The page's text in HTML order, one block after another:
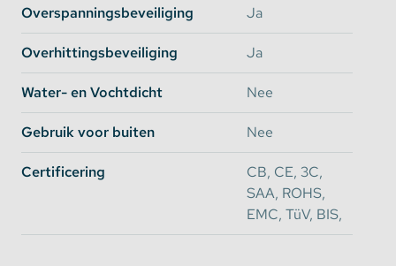
Overspanningsbeveiliging Ja
Overhittingsbeveiliging Ja
Water- en Vochtdicht Nee
Gebruik voor buiten Nee
Certificering
CB, CE, 3C,
SAA, ROHS,
EMC, TüV, BIS,